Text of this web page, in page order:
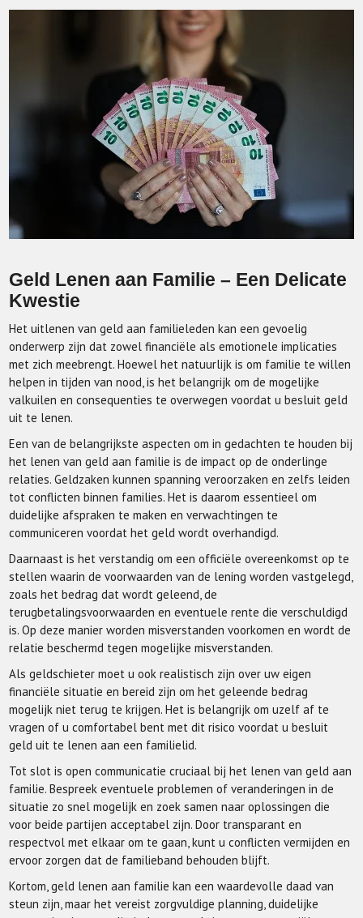
Geld Lenen aan Familie – Een Delicate
Kwestie
Het uitlenen van geld aan familieleden kan een gevoelig
onderwerp zijn dat zowel financiële als emotionele implicaties
met zich meebrengt. Hoewel het natuurlijk is om familie te willen
helpen in tijden van nood, is het belangrijk om de mogelijke
valkuilen en consequenties te overwegen voordat u besluit geld
uit te lenen.
Een van de belangrijkste aspecten om in gedachten te houden bij
het lenen van geld aan familie is de impact op de onderlinge
relaties. Geldzaken kunnen spanning veroorzaken en zelfs leiden
tot conflicten binnen families. Het is daarom essentieel om
duidelijke afspraken te maken en verwachtingen te
communiceren voordat het geld wordt overhandigd.
Daarnaast is het verstandig om een officiële overeenkomst op te
stellen waarin de voorwaarden van de lening worden vastgelegd,
zoals het bedrag dat wordt geleend, de
terugbetalingsvoorwaarden en eventuele rente die verschuldigd
is. Op deze manier worden misverstanden voorkomen en wordt de
relatie beschermd tegen mogelijke misverstanden.
Als geldschieter moet u ook realistisch zijn over uw eigen
financiële situatie en bereid zijn om het geleende bedrag
mogelijk niet terug te krijgen. Het is belangrijk om uzelf af te
vragen of u comfortabel bent met dit risico voordat u besluit
geld uit te lenen aan een familielid.
Tot slot is open communicatie cruciaal bij het lenen van geld aan
familie. Bespreek eventuele problemen of veranderingen in de
situatie zo snel mogelijk en zoek samen naar oplossingen die
voor beide partijen acceptabel zijn. Door transparant en
respectvol met elkaar om te gaan, kunt u conflicten vermijden en
ervoor zorgen dat de familieband behouden blijft.
Kortom, geld lenen aan familie kan een waardevolle daad van
steun zijn, maar het vereist zorgvuldige planning, duidelijke